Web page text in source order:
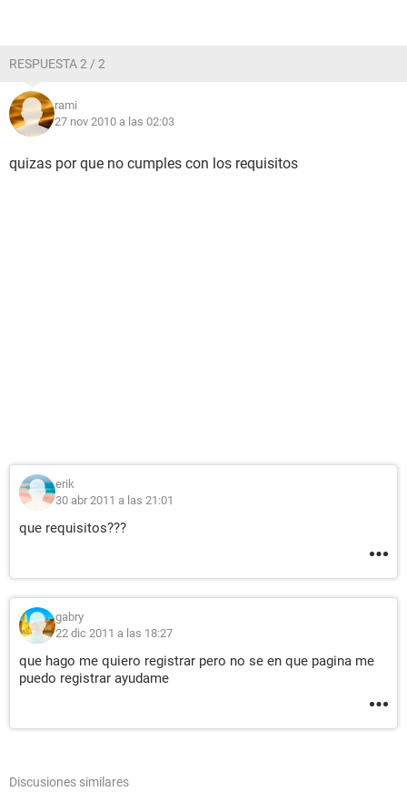
RESPUESTA 2 / 2
rami
27 nov 2010 a las 02:03
quizas por que no cumples con los requisitos
erik
30 abr 2011 a las 21:01
que requisitos???
gabry
22 dic 2011 a las 18:27
que hago me quiero registrar pero no se en que pagina me
puedo registrar ayudame
Discusiones similares